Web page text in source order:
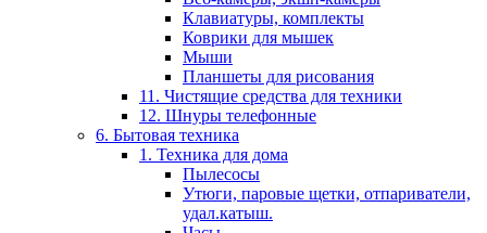
Клавиатуры, комплекты
Коврики для мышек
Мыши
Планшеты для рисования
11. Чистящие средства для техники
12. Шнуры телефонные
6. Бытовая техника
1. Техника для дома
Пылесосы
Утюги, паровые щетки, отпариватели,
удал.катыш.